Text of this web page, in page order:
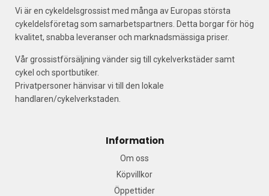
Vi är en cykeldelsgrossist med många av Europas största
cykeldelsföretag som samarbetspartners. Detta borgar för hög
kvalitet, snabba leveranser och marknadsmässiga priser.
Vår grossistförsäljning vänder sig till cykelverkstäder samt
cykel och sportbutiker.
Privatpersoner hänvisar vi till den lokale
handlaren/cykelverkstaden.
Information
Om oss
Köpvillkor
Öppettider